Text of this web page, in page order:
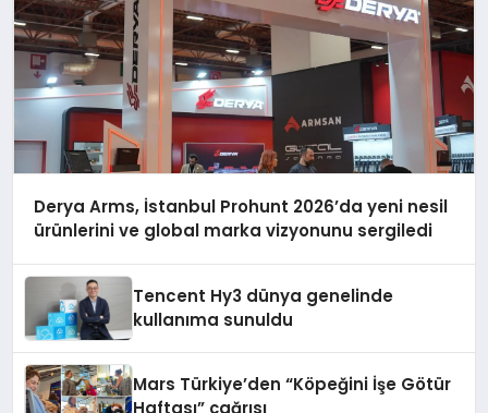
Derya Arms, İstanbul Prohunt 2026’da yeni nesil
ürünlerini ve global marka vizyonunu sergiledi
Tencent Hy3 dünya genelinde
kullanıma sunuldu
Mars Türkiye’den “Köpeğini İşe Götür
Haftası” çağrısı